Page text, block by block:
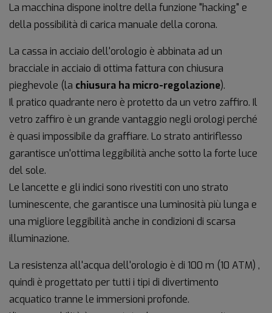
La macchina dispone inoltre della funzione "hacking" e
della possibilità di carica manuale della corona.
La cassa in acciaio dell'orologio è abbinata ad un
bracciale in acciaio di ottima fattura con chiusura
pieghevole (la chiusura ha micro-regolazione).
Il pratico quadrante nero è protetto da un vetro zaffiro. Il
vetro zaffiro è un grande vantaggio negli orologi perché
è quasi impossibile da graffiare. Lo strato antiriflesso
garantisce un'ottima leggibilità anche sotto la forte luce
del sole.
Le lancette e gli indici sono rivestiti con uno strato
luminescente, che garantisce una luminosità più lunga e
una migliore leggibilità anche in condizioni di scarsa
illuminazione.
La resistenza all'acqua dell'orologio è di 100 m (10 ATM) ,
quindi è progettato per tutti i tipi di divertimento
acquatico tranne le immersioni profonde.